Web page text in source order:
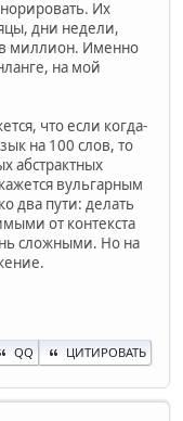
Их
дни недели,
миллион. Именно
на мой
что если когда-
на 100 слов, то
абстрактных
вульгарным
два пути: делать
от контекста
сложными. Но на
QQ ЦИТИРОВАТЬ